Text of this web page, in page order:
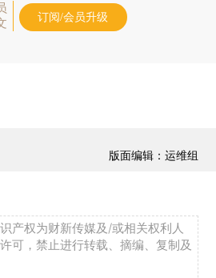
订阅/会员升级
版面编辑：运维组
产权为财新传媒及/或相关权利人
可，禁止进行转载、摘编、复制及